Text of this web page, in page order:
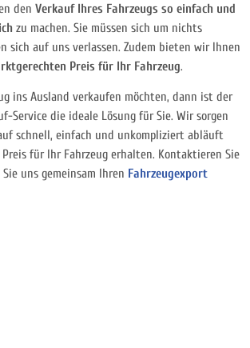
den Verkauf Ihres Fahrzeugs so einfach und
zu machen. Sie müssen sich um nichts
sich auf uns verlassen. Zudem bieten wir Ihnen
Preis für Ihr Fahrzeug.
ins Ausland verkaufen möchten, dann ist der
Service die ideale Lösung für Sie. Wir sorgen
schnell, einfach und unkompliziert abläuft
für Ihr Fahrzeug erhalten. Kontaktieren Sie
uns gemeinsam Ihren Fahrzeugexport